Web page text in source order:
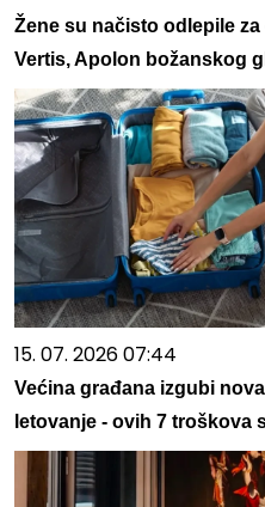
Žene su načisto odlepile
Vertis, Apolon božanskog
15. 07. 2026 07:44
Većina građana izgubi
letovanje - ovih 7 troškova